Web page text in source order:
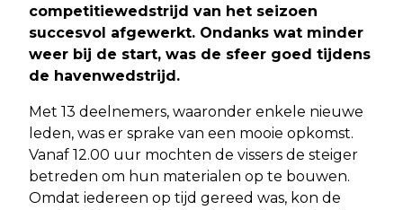
competitiewedstrijd van het seizoen
succesvol afgewerkt. Ondanks wat minder
weer bij de start, was de sfeer goed tijdens
de havenwedstrijd.
Met 13 deelnemers, waaronder enkele nieuwe
leden, was er sprake van een mooie opkomst.
Vanaf 12.00 uur mochten de vissers de steiger
betreden om hun materialen op te bouwen.
Omdat iedereen op tijd gereed was, kon de